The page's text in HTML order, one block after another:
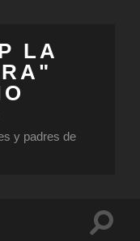
LA
y padres de